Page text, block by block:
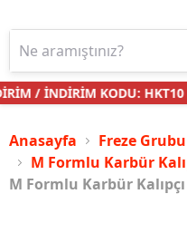
/ İNDİRİM KODU: HKT10
Anasayfa Freze Grubu
M Formlu Karbür
M Formlu Karbür